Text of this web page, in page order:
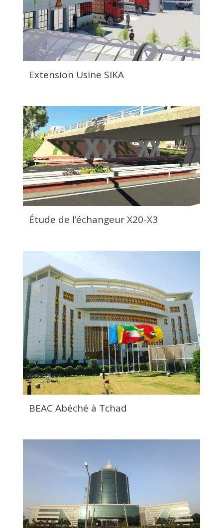
Extension Usine SIKA
Étude de l’échangeur X20-X3
BEAC Abéché à Tchad